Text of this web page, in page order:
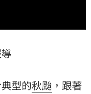
型的秋颱 ，跟著